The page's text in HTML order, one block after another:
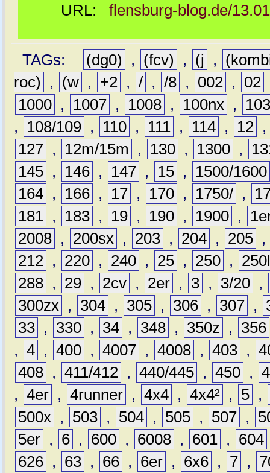
URL: flensburg-blog.de/
TAGs: (dg0) , (fcv) , (j ,
roc)
, (w , +2 , / , /8 , 002 , 02
1000 , 1007 , 1008 , 100nx ,
,
108/109 , 110 , 111 , 114 , 12
127 , 12m/15m , 130 , 1300 ,
145 , 146 , 147 , 15 ,
1500/1600
164 , 166 , 17 , 170 , 1750/ ,
181 , 183 , 19 , 190 , 1900 ,
2008 , 200sx , 203 , 204 , 205 ,
212 , 220 , 240 , 25 , 250 ,
288 , 29 , 2cv , 2er , 3 , 3/20 ,
300zx , 304 , 305 , 306 , 307 ,
33 , 330 , 34 , 348 , 350z ,
356
, 4 , 400 , 4007 , 4008 , 403 ,
408 , 411/412 , 440/445 , 450 ,
, 4er , 4runner , 4x4 , 4x4² , 5 ,
500x , 503 , 504 , 505 , 507 ,
5er , 6 , 600 , 6008 , 601 , 604
626 , 63 , 66 , 6er , 6x6 , 7 ,